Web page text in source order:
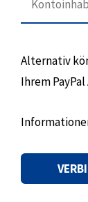
Alternativ
Ihrem